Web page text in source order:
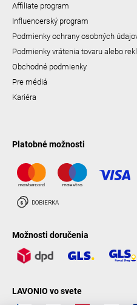
Affiliate program
Influencerský program
Podmienky ochrany osobných
Podmienky vrátenia tovaru alebo
Obchodné podmienky
Pre médiá
Kariéra
Platobné možnosti
Možnosti doručenia
LAVONIO vo svete